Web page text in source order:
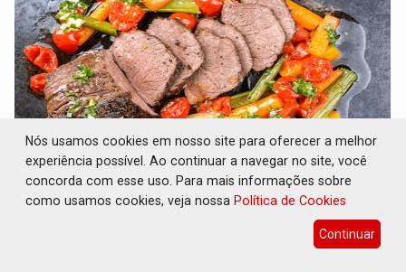
VARIANDO O CARDÁPIO: Veja essa receita de
carne assada para o almoço e o jantar
Prepare um acém bovino de um jeito que vai agradar todo
Nós usamos cookies em nosso site para oferecer a melhor
experiência possível. Ao continuar a navegar no site, você
concorda com esse uso. Para mais informações sobre
como usamos cookies, veja nossa Política de Cookies
Continuar